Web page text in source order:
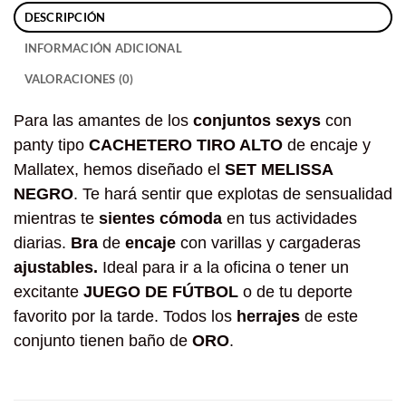
DESCRIPCIÓN
INFORMACIÓN ADICIONAL
VALORACIONES (0)
Para las amantes de los conjuntos sexys con
panty tipo CACHETERO TIRO ALTO de encaje y
Mallatex, hemos diseñado el SET MELISSA
NEGRO. Te hará sentir que explotas de sensualidad
mientras te sientes cómoda en tus actividades
diarias. Bra de encaje con varillas y cargaderas
ajustables. Ideal para ir a la oficina o tener un
excitante JUEGO DE FÚTBOL o de tu deporte
favorito por la tarde. Todos los herrajes de este
conjunto tienen baño de ORO.